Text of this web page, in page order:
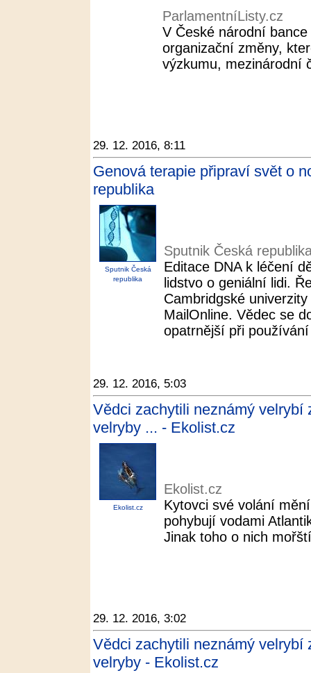
ParlamentníListy.cz
V České národní
organizační změny,
výzkumu, mezinárodní
29. 12. 2016, 8:11
Genová terapie připraví svět o
republika
Sputnik Česká
republika
Sputnik Česká
Editace DNA k léčení
lidstvo o geniální lidi.
Cambridgské
MailOnline. Vědec se
opatrnější při
29. 12. 2016, 5:03
Vědci zachytili neznámý velrybí
velryby ... - Ekolist.cz
Ekolist.cz
Ekolist.cz
Kytovci své volání
pohybují vodami
Jinak toho o nich
29. 12. 2016, 3:02
Vědci zachytili neznámý velrybí
velryby - Ekolist.cz